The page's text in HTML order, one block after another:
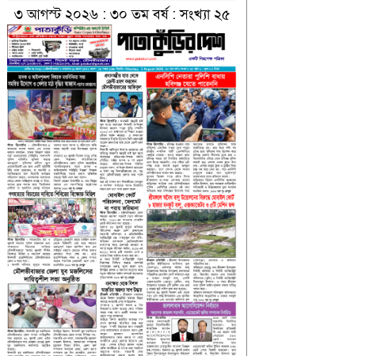
৩ আগস্ট ২০২৬ : ৩০ তম বর্ষ : সংখ্যা ২৫